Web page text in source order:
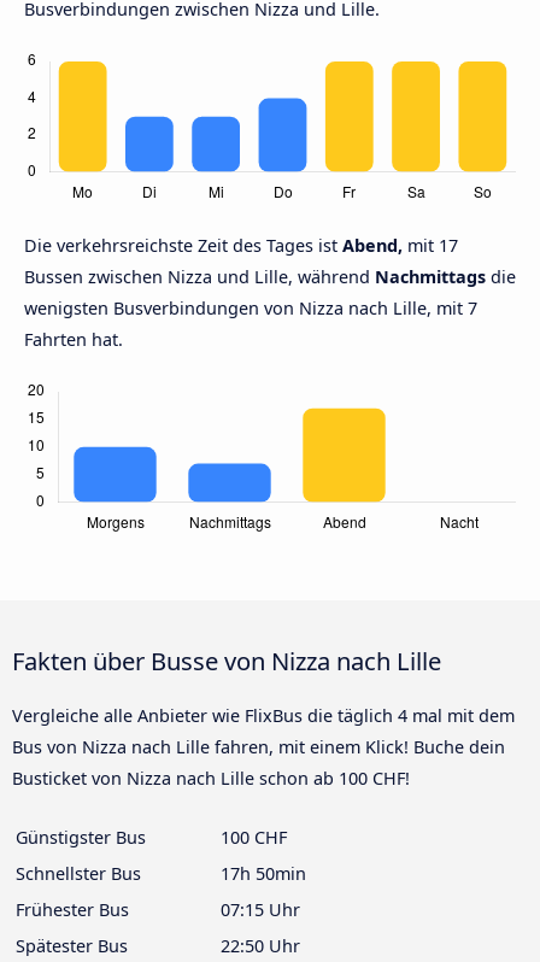
Busverbindungen zwischen Nizza und Lille.
Die verkehrsreichste Zeit des Tages ist Abend, mit 17
Bussen zwischen Nizza und Lille, während Nachmittags die
wenigsten Busverbindungen von Nizza nach Lille, mit 7
Fahrten hat.
Fakten über Busse von Nizza nach Lille
Vergleiche alle Anbieter wie FlixBus die täglich 4 mal mit dem
Bus von Nizza nach Lille fahren, mit einem Klick! Buche dein
Busticket von Nizza nach Lille schon ab 100 CHF!
Günstigster Bus
100 CHF
Schnellster Bus
17h 50min
Frühester Bus
07:15 Uhr
Spätester Bus
22:50 Uhr